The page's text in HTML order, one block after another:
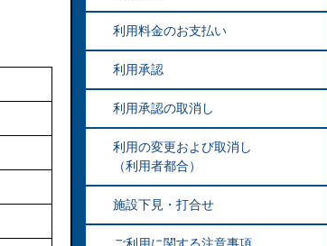
利用料金のお支払い
利用承認
利用承認の取消し
利用の変更および取消し
（利用者都合）
施設下見・打合せ